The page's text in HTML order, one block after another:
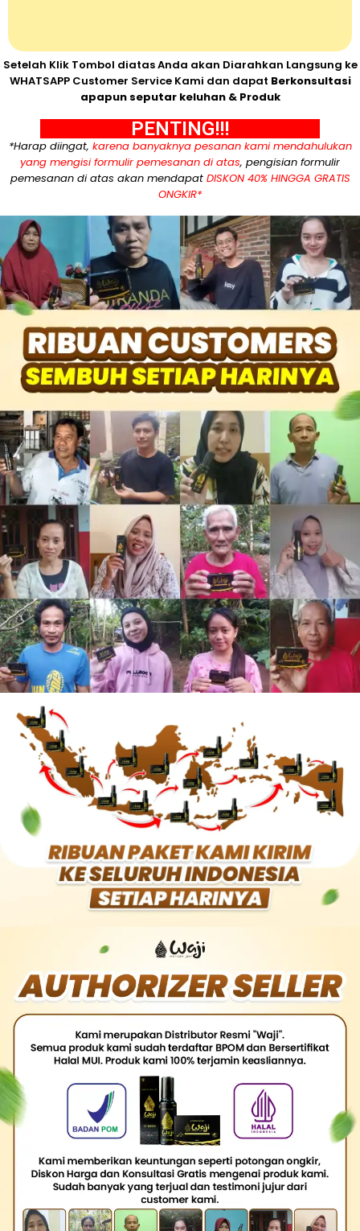
Setelah Klik Tombol diatas Anda akan Diarahkan Langsung ke
WHATSAPP Customer Service Kami dan dapat Berkonsultasi
apapun seputar keluhan & Produk
PENTING!!!
*Harap diingat, karena banyaknya pesanan kami mendahulukan
yang mengisi formulir pemesanan di atas, pengisian formulir
pemesanan di atas akan mendapat DISKON 40% HINGGA GRATIS
ONGKIR*